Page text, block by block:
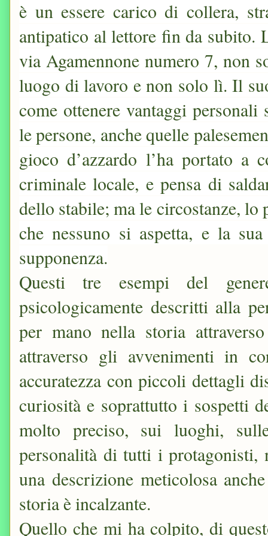
è un essere carico di collera,
antipatico al lettore fin da
via Agamennone numero 7, non
luogo di lavoro e non solo lì. Il
come ottenere vantaggi
le persone, anche quelle
gioco d’azzardo l’ha portato a
criminale locale, e pensa di
dello stabile; ma le circostanze, lo
che nessuno si aspetta, e la
supponenza.
Questi tre esempi del
psicologicamente descritti alla
per mano nella storia
attraverso gli avvenimenti in
accuratezza con piccoli dettagli
curiosità e soprattutto i sospetti
molto preciso, sui luoghi,
personalità di tutti i protagonisti,
una descrizione meticolosa
storia è incalzante.
Quello che mi ha colpito, di